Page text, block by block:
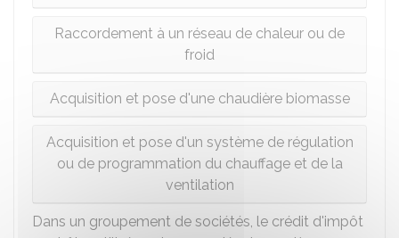
Raccordement à un réseau de chaleur ou de
froid
Acquisition et pose d'une chaudière biomasse
Acquisition et pose d'un système de régulation
ou de programmation du chauffage et de la
ventilation
Dans un groupement de sociétés, le crédit d'impôt